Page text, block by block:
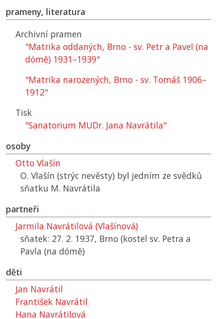
prameny, literatura
Archivní pramen
"Matrika oddaných, Brno - sv. Petr a Pavel (na
dómě) 1931–1939"
"Matrika narozených, Brno - sv. Tomáš 1906–
1912"
Tisk
"Sanatorium MUDr. Jana Navrátila"
osoby
Otto Vlašín
O. Vlašín (strýc nevěsty) byl jedním ze svědků
sňatku M. Navrátila
partneři
Jarmila Navrátilová (Vlašínová)
sňatek: 27. 2. 1937, Brno (kostel sv. Petra a
Pavla (na dómě)
děti
Jan Navrátil
František Navrátil
Hana Navrátilová